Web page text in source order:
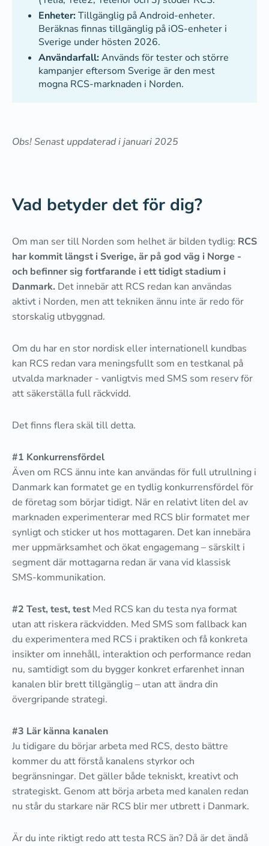
Enheter:Tillgänglig på Android-enheter.
Beräknas finnas tillgänglig på iOS-enheter i
Sverige under hösten 2026.
Användarfall:Används för tester och större
kampanjer eftersom Sverige är den mest
mogna RCS-marknaden i Norden.
Obs! Senast uppdaterad i januari 2025
Vad betyder det för dig?
Om man ser till Norden som helhet är bilden tydlig: RCS
har kommit längst i Sverige, är på god väg i Norge -
och befinner sig fortfarande i ett tidigt stadium i
Danmark. Det innebär att RCS redan kan användas
aktivt i Norden, men att tekniken ännu inte är redo för
storskalig utbyggnad.
Om du har en stor nordisk eller internationell kundbas
kan RCS redan vara meningsfullt som en testkanal på
utvalda marknader - vanligtvis med SMS som reserv för
att säkerställa full räckvidd.
Det finns flera skäl till detta.
#1 Konkurrensfördel
Även om RCS ännu inte kan användas för full utrullning i
Danmark kan formatet ge en tydlig konkurrensfördel för
de företag som börjar tidigt. När en relativt liten del av
marknaden experimenterar med RCS blir formatet mer
synligt och sticker ut hos mottagaren. Det kan innebära
mer uppmärksamhet och ökat engagemang – särskilt i
segment där mottagarna redan är vana vid klassisk
SMS-kommunikation.
#2 Test, test, test Med RCS kan du testa nya format
utan att riskera räckvidden. Med SMS som fallback kan
du experimentera med RCS i praktiken och få konkreta
insikter om innehåll, interaktion och performance redan
nu, samtidigt som du bygger konkret erfarenhet innan
kanalen blir brett tillgänglig – utan att ändra din
övergripande strategi.
#3 Lär känna kanalen
Ju tidigare du börjar arbeta med RCS, desto bättre
kommer du att förstå kanalens styrkor och
begränsningar. Det gäller både tekniskt, kreativt och
strategiskt. Genom att börja arbeta med kanalen redan
nu står du starkare när RCS blir mer utbrett i Danmark.
Är du inte riktigt redo att testa RCS än? Då är det ändå